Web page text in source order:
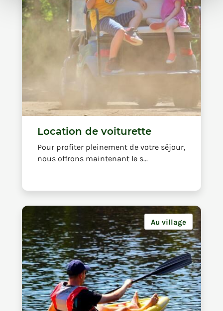
Location de voiturette
Pour profiter pleinement de votre séjour,
nous offrons maintenant le s...
Au village